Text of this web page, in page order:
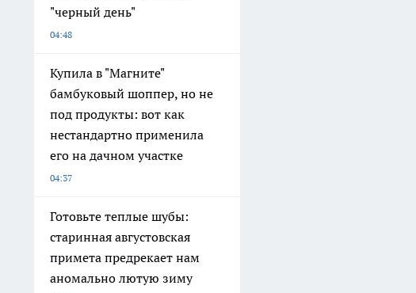
"черный день"
04:48
Купила в "Магните"
бамбуковый шоппер, но не
под продукты: вот как
нестандартно применила
его на дачном участке
04:37
Готовьте теплые шубы:
старинная августовская
примета предрекает нам
аномально лютую зиму